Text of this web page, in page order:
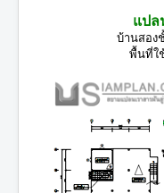
แปล
บ้านสอง
พื้นที่ใ